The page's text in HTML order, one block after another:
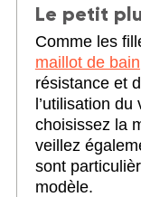
Le petit
Comme les
maillot de bain
résistance et
l’utilisation
choisissez la
veillez
sont
modèle.